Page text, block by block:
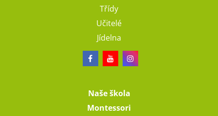
Třídy
Učitelé
Jídelna
Naše škola
Montessori